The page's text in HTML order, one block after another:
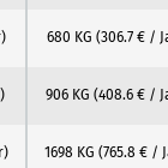
680 KG (306.7 € /
906 KG (408.6 € /
1698 KG (765.8 € /